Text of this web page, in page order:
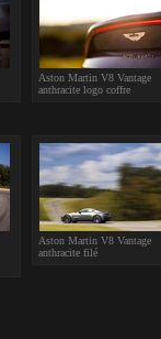
Aston Martin V8 Vantage
anthracite logo coffre
Aston Martin V8 Vantage
anthracite filé